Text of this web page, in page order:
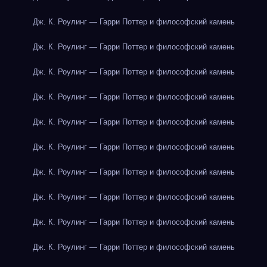
Дж. К. Роулинг — Гарри Поттер и философский камень
Дж. К. Роулинг — Гарри Поттер и философский камень
Дж. К. Роулинг — Гарри Поттер и философский камень
Дж. К. Роулинг — Гарри Поттер и философский камень
Дж. К. Роулинг — Гарри Поттер и философский камень
Дж. К. Роулинг — Гарри Поттер и философский камень
Дж. К. Роулинг — Гарри Поттер и философский камень
Дж. К. Роулинг — Гарри Поттер и философский камень
Дж. К. Роулинг — Гарри Поттер и философский камень
Дж. К. Роулинг — Гарри Поттер и философский камень